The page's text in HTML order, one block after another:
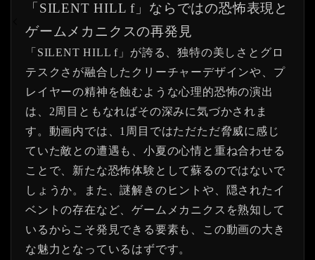
「SILENT HILL f」ならではの恐怖表現と
ゲームメカニクスの再発見
「SILENT HILL f」が誇る、独特の美しさとグロ
テスクさが融合したクリーチャーデザインや、プ
レイヤーの精神を蝕むような心理的恐怖の演出
は、2周目ともなればその深みに気づかされま
す。動画内では、1周目ではただただ脅威に感じ
ていた敵との遭遇も、小夏の心情と重ね合わせる
ことで、新たな恐怖体験として蘇るのではないで
しょうか。また、謎解きのヒントや、隠されたイ
ベントの存在など、ゲームメカニクスを熟知して
いるからこそ発見できる要素も、この動画の大き
な魅力となっているはずです。